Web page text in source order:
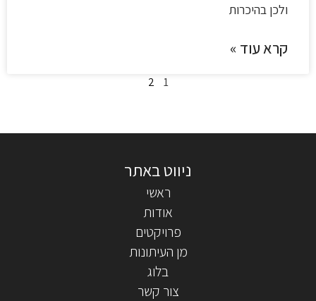
ולכן בהיכרות
קרא עוד »
1
2
ראשי
אודות
פרויקטים
מן העיתונות
בלוג
צור קשר